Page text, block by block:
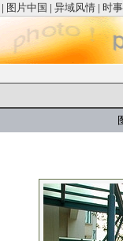
| 图片中国 | 异域风情 | 时